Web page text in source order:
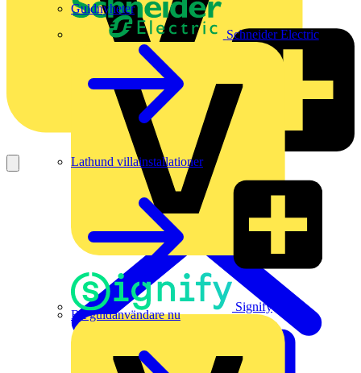
Schneider Electric
Signify
Guldnyheter
Lathund villainstallationer
Bli guldanvändare nu